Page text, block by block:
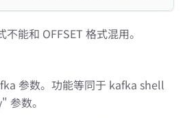
能和 OFFSET 格式混用。
参数。功能等同于 kafka shell
数。